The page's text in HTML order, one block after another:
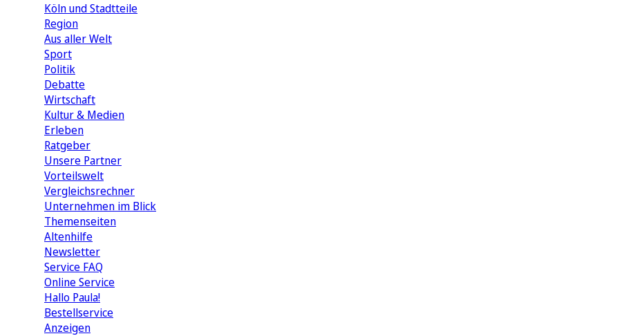
Köln und Stadtteile
Region
Aus aller Welt
Sport
Politik
Debatte
Wirtschaft
Kultur & Medien
Erleben
Ratgeber
Unsere Partner
Vorteilswelt
Vergleichsrechner
Unternehmen im Blick
Themenseiten
Altenhilfe
Newsletter
Service FAQ
Online Service
Hallo Paula!
Bestellservice
Anzeigen